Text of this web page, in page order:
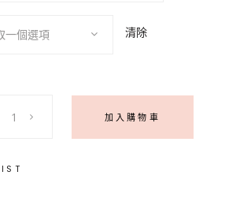
一個選項 清除
加入購物車